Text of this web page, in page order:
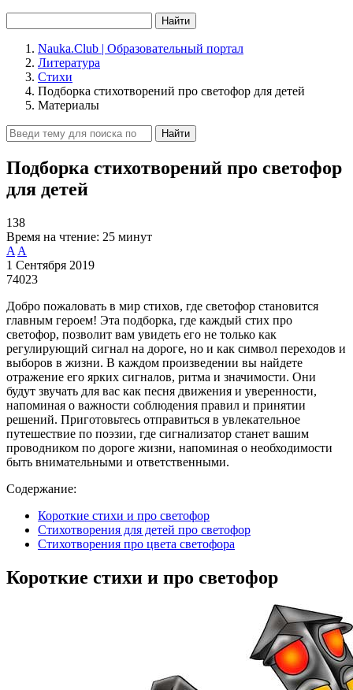
Найти
Nauka.Club | Образовательный портал
Литература
Стихи
Подборка стихотворений про светофор для детей
Материалы
Найти
Подборка стихотворений про светофор
для детей
138
Время на чтение: 25 минут
A A
1 Сентября 2019
74023
Добро пожаловать в мир стихов, где светофор становится
главным героем! Эта подборка, где каждый стих про
светофор, позволит вам увидеть его не только как
регулирующий сигнал на дороге, но и как символ переходов и
выборов в жизни. В каждом произведении вы найдете
отражение его ярких сигналов, ритма и значимости. Они
будут звучать для вас как песня движения и уверенности,
напоминая о важности соблюдения правил и принятии
решений. Приготовьтесь отправиться в увлекательное
путешествие по поэзии, где сигнализатор станет вашим
проводником по дороге жизни, напоминая о необходимости
быть внимательными и ответственными.
Содержание:
Короткие стихи и про светофор
Стихотворения для детей про светофор
Стихотворения про цвета светофора
Короткие стихи и про светофор